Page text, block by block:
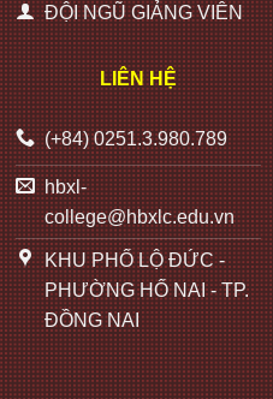
ĐỘI NGŨ GIẢNG VIÊN
LIÊN HỆ
(+84) 0251.3.980.789
hbxl-
college@hbxlc.edu.vn
KHU PHỐ LỘ ĐỨC -
PHƯỜNG HỐ NAI - TP.
ĐỒNG NAI